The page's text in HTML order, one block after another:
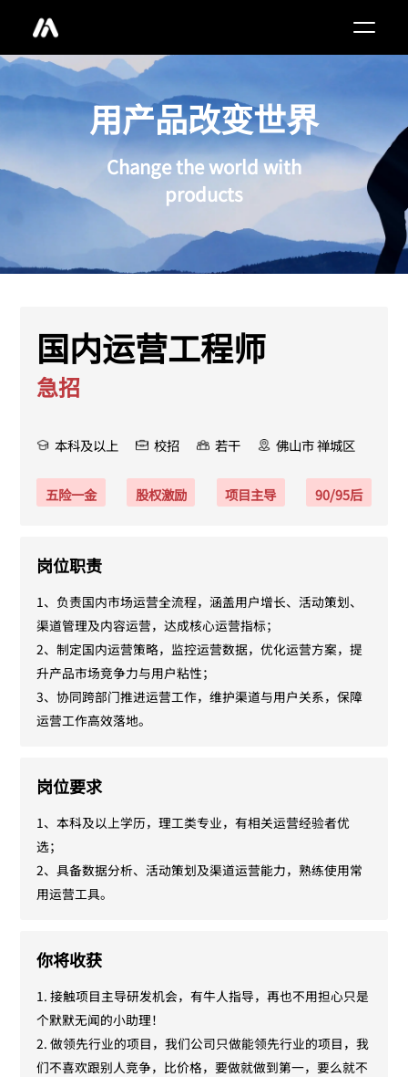
用产品改变世界
Change the world with
products
国内运营工程师
急招
本科及以上 校招 若干 佛山市 禅城区
五险一金 股权激励 项目主导 90/95后
岗位职责
1、负责国内市场运营全流程，涵盖用户增长、活动策划、
渠道管理及内容运营，达成核心运营指标；
2、制定国内运营策略，监控运营数据，优化运营方案，提
升产品市场竞争力与用户粘性；
3、协同跨部门推进运营工作，维护渠道与用户关系，保障
运营工作高效落地。
岗位要求
1、本科及以上学历，理工类专业，有相关运营经验者优
选；
2、具备数据分析、活动策划及渠道运营能力，熟练使用常
用运营工具。
你将收获
1. 接触项目主导研发机会，有牛人指导，再也不用担心只是
个默默无闻的小助理！
2. 做领先行业的项目，我们公司只做能领先行业的项目，我
们不喜欢跟别人竞争，比价格，要做就做到第一，要么就不